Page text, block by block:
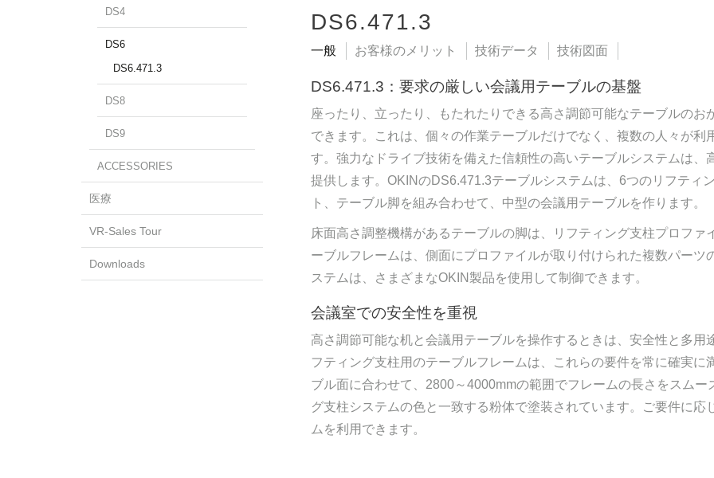
DS4
DS6
DS6.471.3
DS8
DS9
ACCESSORIES
医療
VR-Sales Tour
Downloads
DS6.471.3
一般 お客様のメリット 技術データ 技術図面
DS6.471.3：要求の厳しい会議用テーブルの基盤
座ったり、立ったり、もたれたりできる高さ調節可能なテーブルの
できます。これは、個々の作業テーブルだけでなく、複数の人々が
す。強力なドライブ技術を備えた信頼性の高いテーブルシステムは
提供します。OKINのDS6.471.3テーブルシステムは、6つのリフティ
ト、テーブル脚を組み合わせて、中型の会議用テーブルを作ります。
床面高さ調整機構があるテーブルの脚は、リフティング支柱プロフ
ーブルフレームは、側面にプロファイルが取り付けられた複数パー
ステムは、さまざまなOKIN製品を使用して制御できます。
会議室での安全性を重視
高さ調節可能な机と会議用テーブルを操作するときは、安全性と多
フティング支柱用のテーブルフレームは、これらの要件を常に確実
ブル面に合わせて、2800～4000mmの範囲でフレームの長さをスム
グ支柱システムの色と一致する粉体で塗装されています。ご要件に
ムを利用できます。